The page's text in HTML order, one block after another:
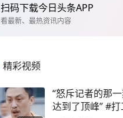
扫码下载今日头条APP
看最新、最热资讯内容
精彩视频
“怒斥记者的那
达到了顶峰” #